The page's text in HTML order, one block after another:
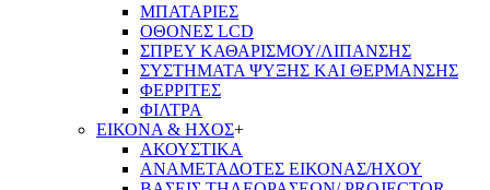
ΜΠΑΤΑΡΙΕΣ
ΟΘΟΝΕΣ LCD
ΣΠΡΕΥ ΚΑΘΑΡΙΣΜΟΥ/ΛΙΠΑΝΣΗΣ
ΣΥΣΤΗΜΑΤΑ ΨΥΞΗΣ ΚΑΙ ΘΕΡΜΑΝΣΗΣ
ΦΕΡΡΙΤΕΣ
ΦΙΛΤΡΑ
ΕΙΚΟΝΑ & ΗΧΟΣ+
ΑΚΟΥΣΤΙΚΑ
ΑΝΑΜΕΤΑΔΟΤΕΣ ΕΙΚΟΝΑΣ/ΗΧΟΥ